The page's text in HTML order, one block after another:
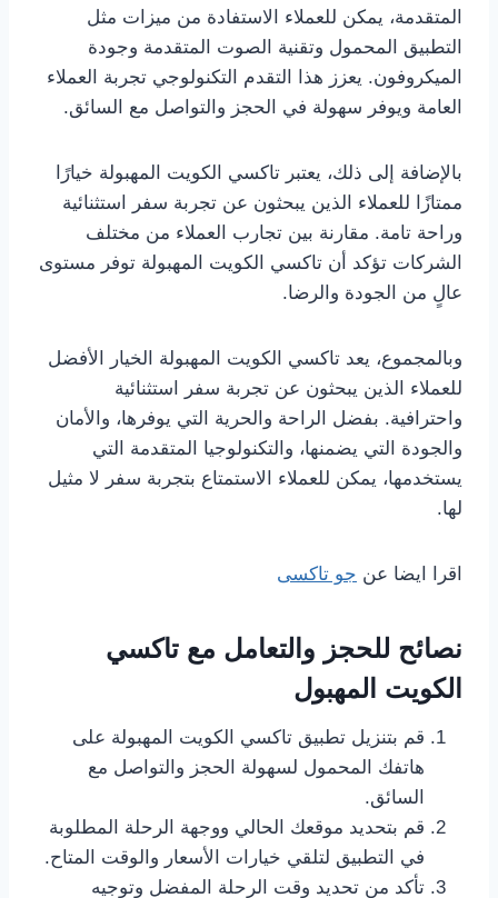
المتقدمة، يمكن للعملاء الاستفادة من ميزات مثل
التطبيق المحمول وتقنية الصوت المتقدمة وجودة
الميكروفون. يعزز هذا التقدم التكنولوجي تجربة العملاء
العامة ويوفر سهولة في الحجز والتواصل مع السائق.
بالإضافة إلى ذلك، يعتبر تاكسي الكويت المهبولة خيارًا
ممتازًا للعملاء الذين يبحثون عن تجربة سفر استثنائية
وراحة تامة. مقارنة بين تجارب العملاء من مختلف
الشركات تؤكد أن تاكسي الكويت المهبولة توفر مستوى
عالٍ من الجودة والرضا.
وبالمجموع، يعد تاكسي الكويت المهبولة الخيار الأفضل
للعملاء الذين يبحثون عن تجربة سفر استثنائية
واحترافية. بفضل الراحة والحرية التي يوفرها، والأمان
والجودة التي يضمنها، والتكنولوجيا المتقدمة التي
يستخدمها، يمكن للعملاء الاستمتاع بتجربة سفر لا مثيل
لها.
اقرا ايضا عن جو تاكسى
نصائح للحجز والتعامل مع تاكسي
الكويت المهبول
قم بتنزيل تطبيق تاكسي الكويت المهبولة على
هاتفك المحمول لسهولة الحجز والتواصل مع
السائق.
قم بتحديد موقعك الحالي ووجهة الرحلة المطلوبة
في التطبيق لتلقي خيارات الأسعار والوقت المتاح.
تأكد من تحديد وقت الرحلة المفضل وتوجيه